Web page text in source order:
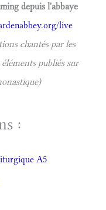
depuis l'abbaye
live
chantés par les
publiés sur
:
A5